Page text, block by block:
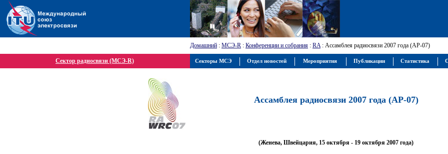
Домашний : МСЭ-R : Конференции и собрания : RA: Ассамблея радиосвязи 2007 года (АР-07)
Сектор радиосвязи (МСЭ-R)
Ассамблея радиосвязи 2007 года (АР-07)
(Женева, Швейцария, 15 октября - 19 октября 2007 года)
Секторы МСЭ Отдел новостей Мероприятия Публикации Статистика